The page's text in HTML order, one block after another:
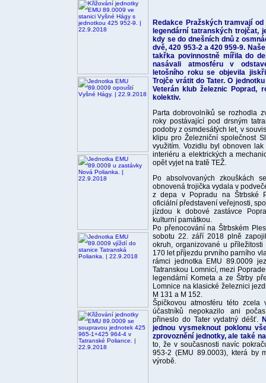
Redakce Pražských tramvají
legendární tatranských trojčat,
kdy se do dnešních dnů z
dvě, 420 953-2 a 420 959-9.
takřka povinnostně mířila do
nasávali atmosféru v
letošního roku se objevila
Trojče vrátit do Tater. O
Veterán klub železnic Poprad,
kolektiv.
Parta dobrovolníků se rozhodla
roky postávající pod drsným
podoby z osmdesátých let, v
klipu pro Železniční společnost
využitím. Vozidlu byl obnoven
interiéru a elektrických a
opět vyjet na tratě TEŽ.
Po absolvovaných zkouškách
obnovená trojička vydala v
z depa v Popradu na Štrbské
oficiální představení veřejnosti,
jízdou k dobové zastávce
kulturní památkou.
Po přenocování na Štrbském
sobotu 22. září 2018 plně
okruh, organizované u
170 let příjezdu prvního parního
rámci jednotka EMU 89.0009
Tatranskou Lomnicí, mezi
legendární Kometa a ze Štrby
Lomnice na klasické železnici
M 131 a M 152.
Špičkovou atmosféru této
účastníků nepokazilo ani
přineslo do Tater vydatný déšť.
jednou vysmeknout poklonu
zprovoznění jednotky, ale také
to, že v současnosti navíc
953-2 (EMU 89.0003), která by
výrobě.